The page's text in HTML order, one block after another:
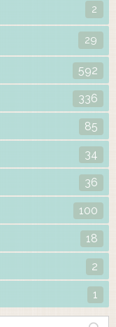
2
29
592
336
85
34
36
100
18
2
1